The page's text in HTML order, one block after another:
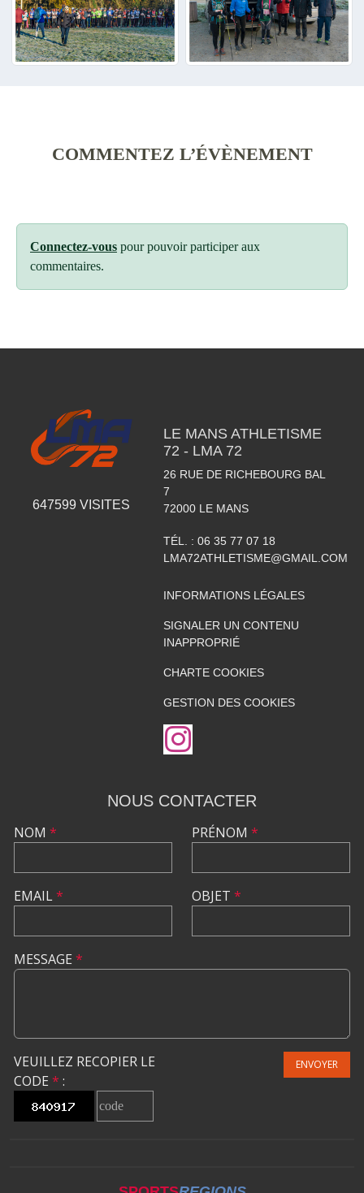
COMMENTEZ L’ÉVÈNEMENT
Connectez-vous pour pouvoir participer aux
commentaires.
647599 VISITES
LE MANS ATHLETISME
72 - LMA 72
26 RUE DE RICHEBOURG BAL
7
72000 LE MANS
TÉL. : 06 35 77 07 18
LMA72ATHLETISME@GMAIL.COM
INFORMATIONS LÉGALES
SIGNALER UN CONTENU
INAPPROPRIÉ
CHARTE COOKIES
GESTION DES COOKIES
NOUS CONTACTER
NOM *
EMAIL*
PRÉNOM *
OBJET *
MESSAGE *
VEUILLEZ RECOPIER LE
CODE * :
ENVOYER